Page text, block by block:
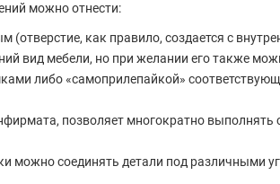
можно отнести:
(отверстие, как правило, создается с
вид мебели, но при желании его также
либо «самоприлепайкой»
позволяет многократно выполнять
можно соединять детали под различными